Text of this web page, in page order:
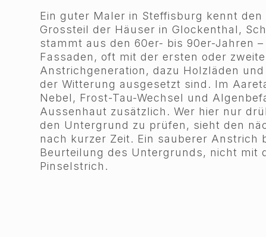
Ein guter Maler in Steffisburg kennt den
Grossteil der Häuser in Glockenthal,
stammt aus den 60er- bis 90er-Jahren
Fassaden, oft mit der ersten oder
Anstrichgeneration, dazu Holzläden
der Witterung ausgesetzt sind. Im
Nebel, Frost-Tau-Wechsel und
Aussenhaut zusätzlich. Wer hier nur
den Untergrund zu prüfen, sieht den
nach kurzer Zeit. Ein sauberer Anstrich
Beurteilung des Untergrunds, nicht mit
Pinselstrich.